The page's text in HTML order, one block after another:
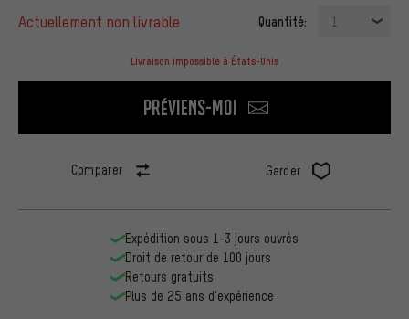
actuellement non livrable Quantité: 1
Livraison impossible à États-Unis
Préviens-moi
Comparer Garder
Expédition sous 1-3 jours ouvrés
Droit de retour de 100 jours
Retours gratuits
Plus de 25 ans d'expérience